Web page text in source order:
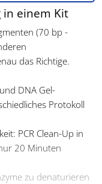
in einem Kit
(70 bp -
das Richtige.
DNA Gel-
Protokoll
PCR Clean-Up in
20 Minuten
zu denaturieren